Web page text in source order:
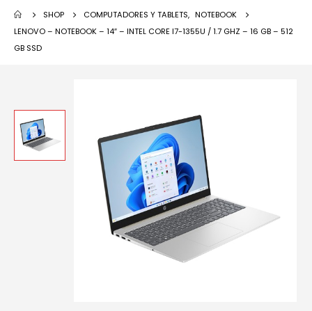
SHOP COMPUTADORES Y TABLETS, NOTEBOOK
LENOVO – NOTEBOOK – 14″ – INTEL CORE I7-1355U / 1.7 GHZ – 16 GB – 512
GB SSD